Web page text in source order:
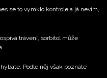
se to vymklo kontrole a já nevím,
trávení, sorbitol může
Podle něj však poznáte